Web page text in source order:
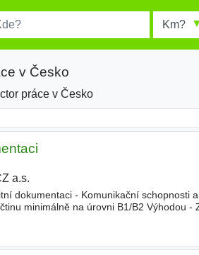
Radius
v Česko
práce v Česko
a.s.
dokumentaci - Komunikační schopnosti a
minimálně na úrovni B1/B2 Výhodou -